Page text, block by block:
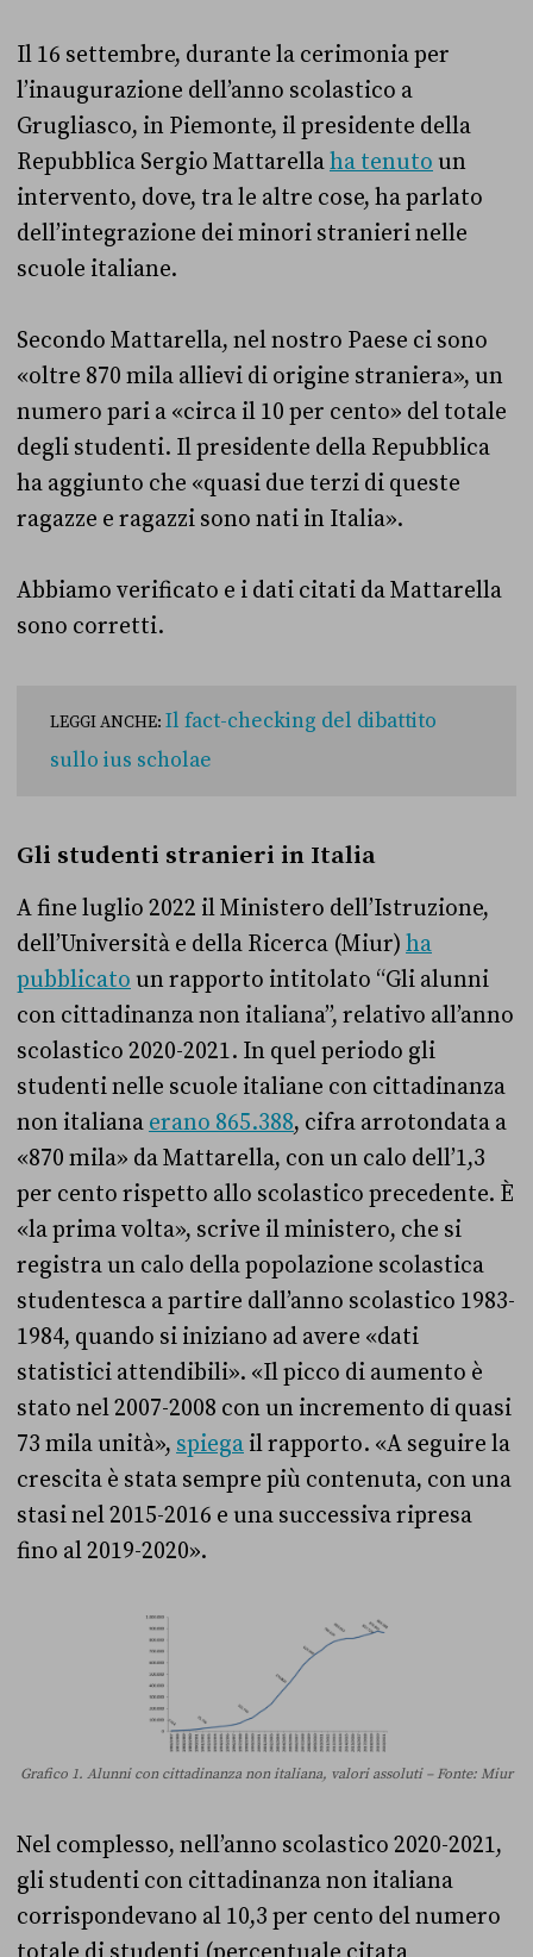
Il 16 settembre, durante la cerimonia per
l’inaugurazione dell’anno scolastico a
Grugliasco, in Piemonte, il presidente della
Repubblica Sergio Mattarellaha tenuto un
intervento, dove, tra le altre cose, ha parlato
dell’integrazione dei minori stranieri nelle
scuole italiane.
Secondo Mattarella, nel nostro Paese ci sono
«oltre 870 mila allievi di origine straniera», un
numero pari a «circa il 10 per cento» del totale
degli studenti. Il presidente della Repubblica
ha aggiunto che «quasi due terzi di queste
ragazze e ragazzi sono nati in Italia».
Abbiamo verificato e i dati citati da Mattarella
sono corretti.
LEGGI ANCHE: Il fact-checking del dibattito
sullo ius scholae
Gli studenti stranieri in Italia
A fine luglio 2022 il Ministero dell’Istruzione,
dell’Università e della Ricerca (Miur) ha
pubblicato un rapporto intitolato “Gli alunni
con cittadinanza non italiana”, relativo all’anno
scolastico 2020-2021. In quel periodo gli
studenti nelle scuole italiane con cittadinanza
non italiana erano 865.388, cifra arrotondata a
«870 mila» da Mattarella, con un calo dell’1,3
per cento rispetto allo scolastico precedente. È
«la prima volta», scrive il ministero, che si
registra un calo della popolazione scolastica
studentesca a partire dall’anno scolastico 1983-
1984, quando si iniziano ad avere «dati
statistici attendibili». «Il picco di aumento è
stato nel 2007-2008 con un incremento di quasi
73 mila unità», spiega il rapporto. «A seguire la
crescita è stata sempre più contenuta, con una
stasi nel 2015-2016 e una successiva ripresa
fino al 2019-2020».
Grafico 1. Alunni con cittadinanza non italiana, valori assoluti – Fonte: Miur
Nel complesso, nell’anno scolastico 2020-2021,
gli studenti con cittadinanza non italiana
corrispondevano al 10,3 per cento del numero